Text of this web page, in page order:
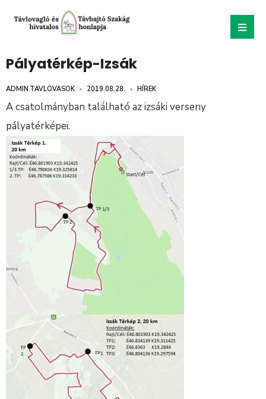
Pályatérkép-Izsák
ADMIN.TAVLOVASOK • 2019.08.28. • HÍREK
A csatolmányban található az izsáki verseny
pályatérképei.